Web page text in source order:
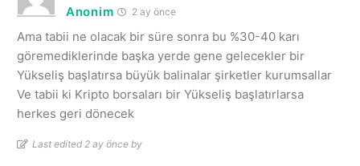
Anonim 2 ay önce
Ama tabii ne olacak bir süre sonra bu %30-40 karı
göremediklerinde başka yerde gene gelecekler bir
Yükseliş başlatırsa büyük balinalar şirketler kurumsallar
Ve tabii ki Kripto borsaları bir Yükseliş başlatırlarsa
herkes geri dönecek
Last edited 2 ay önce by